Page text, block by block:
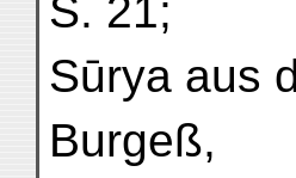
S. 21;
Sūrya aus
Burgeß,